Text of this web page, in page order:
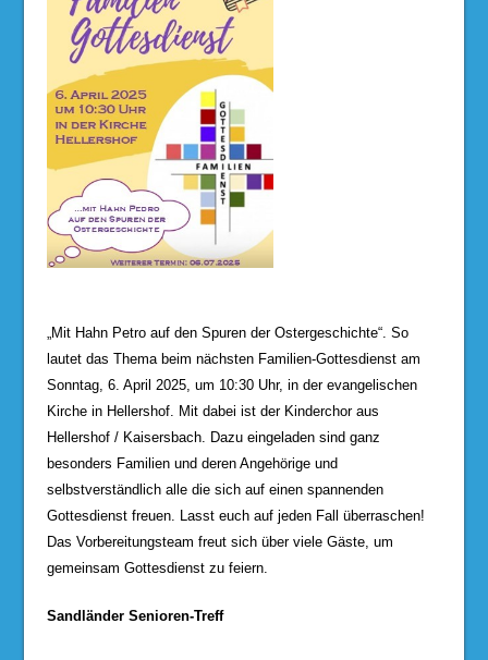
„Mit Hahn Petro auf den Spuren der Ostergeschichte“. So
lautet das Thema beim nächsten Familien-Gottesdienst am
Sonntag, 6. April 2025, um 10:30 Uhr, in der evangelischen
Kirche in Hellershof. Mit dabei ist der Kinderchor aus
Hellershof / Kaisersbach. Dazu eingeladen sind ganz
besonders Familien und deren Angehörige und
selbstverständlich alle die sich auf einen spannenden
Gottesdienst freuen. Lasst euch auf jeden Fall überraschen!
Das Vorbereitungsteam freut sich über viele Gäste, um
gemeinsam Gottesdienst zu feiern.
Sandländer Senioren-Treff